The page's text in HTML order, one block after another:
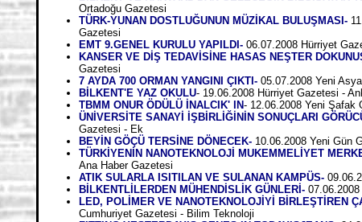
Ortadoğu Gazetesi
TÜRK-YUNAN DOSTLUĞUNUN MÜZİKAL BULUŞMASI-
Gazetesi
EMT 9.GENEL KURULU YAPILDI- 06.07.2008 Hürriyet
KANSER VE DİŞ TEDAVİSİNE HASAS NEŞTER
Gazetesi
7 AYDA 700 ORMAN YANGINI ÇIKTI- 05.07.2008 Yeni
BİLKENT'E YAZ OKULU- 19.06.2008 Hürriyet Gazetesi -
TBMM ONUR ÖDÜLÜ İNALCIK' IN- 12.06.2008 Yeni Şafak
ÜNİVERSİTE SANAYİ İŞBİRLİĞİNİN SONUÇLARI
Gazetesi - Ek
BEYİN GÖÇÜ TERSİNE DÖNECEK- 10.06.2008 Yeni Gün
TÜRKİYENİN NANOTEKNOLOJİ MUKEMMELİYET
Ana Haber Gazetesi
ATIK SULARLA ISITILAN VE SULANAN KAMPÜS-
BİLKENTLİLERDEN MÜHENDİSLİK GÜNLERİ-
LED, POLİMER VE NANOTEKNOLOJİYİ BİRLEŞTİREN
Cumhuriyet Gazetesi - Bilim Teknoloji